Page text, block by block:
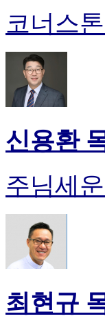
코너스
신용환
주님세
최현규